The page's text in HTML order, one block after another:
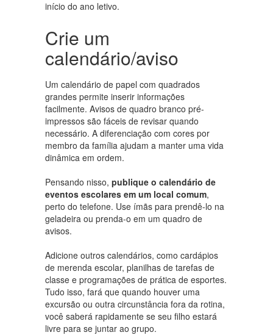
início do ano letivo.
Crie um
calendário/aviso
Um calendário de papel com quadrados
grandes permite inserir informações
facilmente. Avisos de quadro branco pré-
impressos são fáceis de revisar quando
necessário. A diferenciação com cores por
membro da família ajudam a manter uma vida
dinâmica em ordem.
Pensando nisso, publique o calendário de
eventos escolares em um local comum,
perto do telefone. Use ímãs para prendê-lo na
geladeira ou prenda-o em um quadro de
avisos.
Adicione outros calendários, como cardápios
de merenda escolar, planilhas de tarefas de
classe e programações de prática de esportes.
Tudo isso, fará que quando houver uma
excursão ou outra circunstância fora da rotina,
você saberá rapidamente se seu filho estará
livre para se juntar ao grupo.